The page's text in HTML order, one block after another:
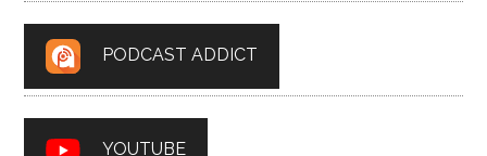
PODCAST ADDICT
YOUTUBE